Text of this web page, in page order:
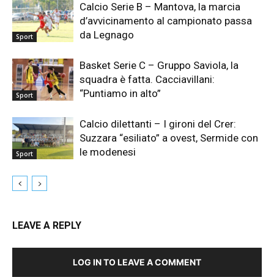
Sport
Calcio Serie B – Mantova, la marcia
d’avvicinamento al campionato passa
da Legnago
Sport
Basket Serie C – Gruppo Saviola, la
squadra è fatta. Cacciavillani:
“Puntiamo in alto”
Sport
Calcio dilettanti – I gironi del Crer:
Suzzara “esiliato” a ovest, Sermide con
le modenesi
LEAVE A REPLY
LOG IN TO LEAVE A COMMENT